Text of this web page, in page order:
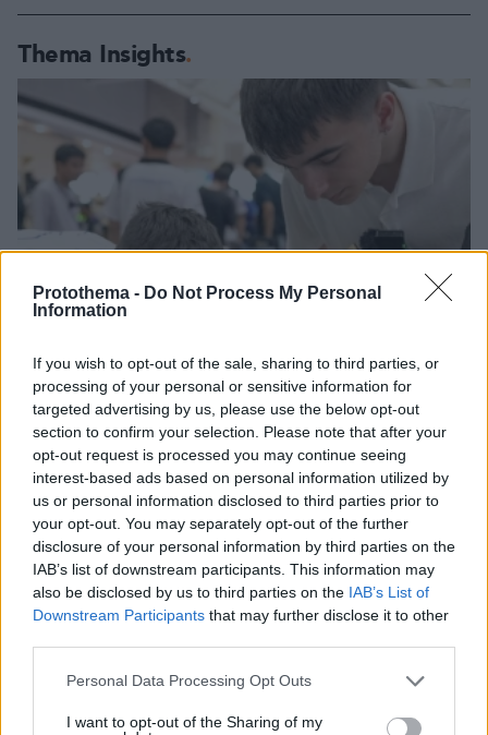
Protothema - Do Not Process My Personal
Information
If you wish to opt-out of the sale, sharing to third parties, or
processing of your personal or sensitive information for
targeted advertising by us, please use the below opt-out
section to confirm your selection. Please note that after your
opt-out request is processed you may continue seeing
interest-based ads based on personal information utilized by
us or personal information disclosed to third parties prior to
your opt-out. You may separately opt-out of the further
disclosure of your personal information by third parties on the
IAB’s list of downstream participants. This information may
also be disclosed by us to third parties on the IAB’s List of
Downstream Participants that may further disclose it to other
Please note that this website/app uses one or more Google
not limited to your visit or usage behaviour. You may click to
Personal Data Processing Opt Outs
I want to opt-out of the Sharing of my
Thema Insights
Πώς μια απλή ιδέα εξελίχθηκε σε κορυφαίο θεσμό
ρομποτικής στην Ελλάδα
04.08.2026, 11:20
Από μαθητής, φοιτητής σε άλλη πόλη!
06.08.2026, 10:52
26.07.2026, 09:54